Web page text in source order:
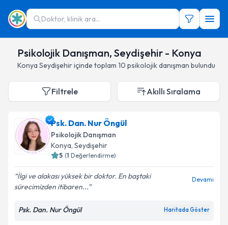
Doktor, klinik ara...
Psikolojik Danışman, Seydişehir - Konya
Konya Seydişehiriçinde toplam 10 psikolojik danışman bulundu
Filtrele Akıllı Sıralama
Psk. Dan. Nur Öngül
Psikolojik Danışman
Konya, Seydişehir
5 (1 Değerlendirme)
İlgi ve alakası yüksek bir doktor. En baştaki
sürecimizden itibaren...
Devamı
Psk. Dan. Nur Öngül Haritada Göster